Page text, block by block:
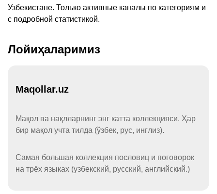
Узбекистане. Только активные каналы по категориям и
с подробной статистикой.
Лойиҳаларимиз
Maqollar.uz
Мақол ва нақлларнинг энг катта коллекцияси. Ҳар
бир мақол учта тилда (ўзбек, рус, инглиз).
Самая большая коллекция пословиц и поговорок
на трёх языках (узбекский, русский, английский.)